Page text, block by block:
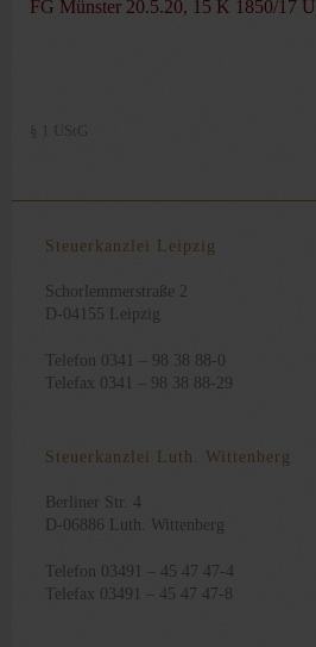
FG Münster 20.5.20, 15 K 1850/17 U
§ 1 UStG
Steuerkanzlei Leipzig
Schorlemmerstraße 2
D-04155 Leipzig
Telefon 0341 – 98 38 88-0
Telefax 0341 – 98 38 88-29
Steuerkanzlei Luth. Wittenberg
Berliner Str. 4
D-06886 Luth. Wittenberg
Telefon 03491 – 45 47 47-4
Telefax 03491 – 45 47 47-8